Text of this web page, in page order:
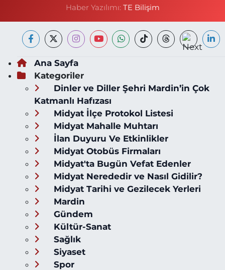
Haber Yazılımı: TE Bilişim
Ana Sayfa
Kategoriler
Dinler ve Diller Şehri Mardin’in Çok
Katmanlı Hafızası
Midyat İlçe Protokol Listesi
Midyat Mahalle Muhtarı
İlan Duyuru Ve Etkinlikler
Midyat Otobüs Firmaları
Midyat'ta Bugün Vefat Edenler
Midyat Nerededir ve Nasıl Gidilir?
Midyat Tarihi ve Gezilecek Yerleri
Mardin
Gündem
Kültür-Sanat
Sağlık
Siyaset
Spor